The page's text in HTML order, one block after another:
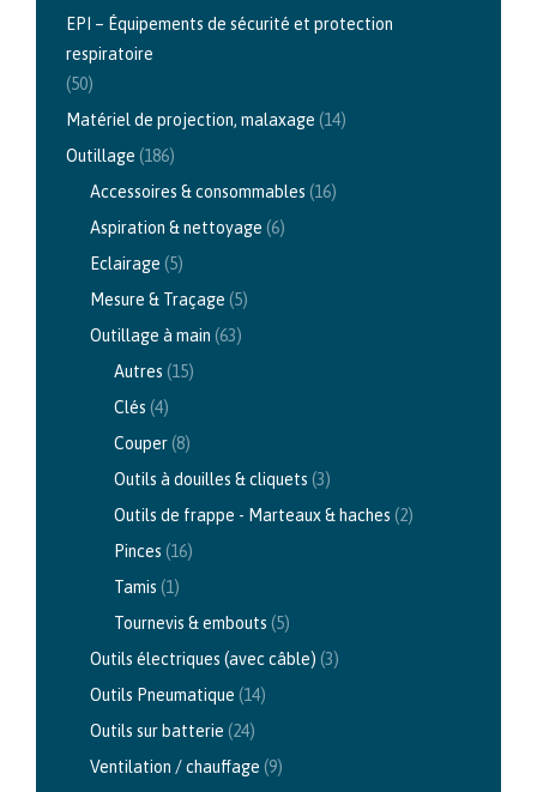
EPI – Équipements de sécurité et protection
respiratoire
(50)
Matériel de projection, malaxage (14)
Outillage (186)
Accessoires & consommables (16)
Aspiration & nettoyage (6)
Eclairage (5)
Mesure & Traçage (5)
Outillage à main (63)
Autres (15)
Clés (4)
Couper(8)
Outils à douilles & cliquets (3)
Outils de frappe - Marteaux & haches (2)
Pinces (16)
Tamis (1)
Tournevis & embouts (5)
Outils électriques (avec câble) (3)
Outils Pneumatique (14)
Outils sur batterie (24)
Ventilation / chauffage (9)